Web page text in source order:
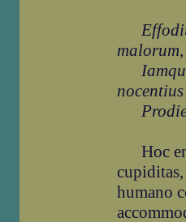
malorum,
Hoc
cupiditas,
humano